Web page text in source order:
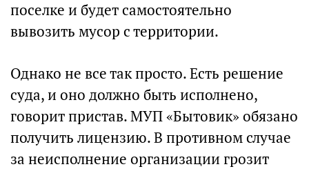
поселке и будет самостоятельно
вывозить мусор с территории.
Однако не все так просто. Есть решение
суда, и оно должно быть исполнено,
говорит пристав. МУП «Бытовик» обязано
получить лицензию. В противном случае
за неисполнение организации грозит